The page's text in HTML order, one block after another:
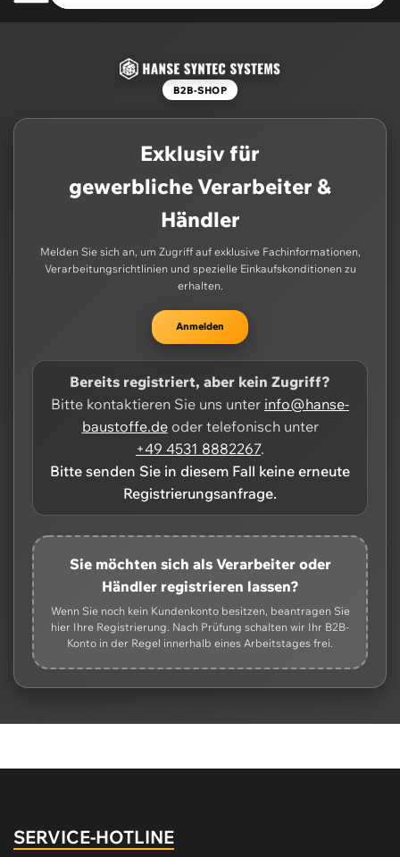
B2B-SHOP
Exklusiv für
gewerbliche Verarbeiter &
Händler
Melden Sie sich an, um Zugriff auf exklusive Fachinformationen,
Verarbeitungsrichtlinien und spezielle Einkaufskonditionen zu
erhalten.
Anmelden
Bereits registriert, aber kein Zugriff?
Bitte kontaktieren Sie uns unter info@hanse-
baustoffe.deoder telefonisch unter
+49 4531 8882267.
Bitte senden Sie in diesem Fall keine erneute
Registrierungsanfrage.
Sie möchten sich als Verarbeiter oder
Händler registrieren lassen?
Wenn Sie noch kein Kundenkonto besitzen, beantragen Sie
hier Ihre Registrierung. Nach Prüfung schalten wir Ihr B2B-
Konto in der Regel innerhalb eines Arbeitstages frei.
SERVICE-HOTLINE